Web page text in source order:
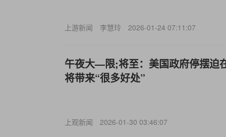
上游新闻 李慧玲 2026-01-24 07:11:07
午夜大—限;将至：美国政府停摆迫
将带来“很多好处”
上观新闻 2026-01-30 03:46:07